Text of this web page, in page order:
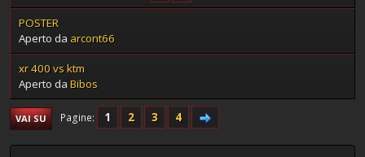
POSTER
Aperto da arcont66
xr 400 vs ktm
Aperto da Bibos
VAI SU Pagine 1 2 3 4